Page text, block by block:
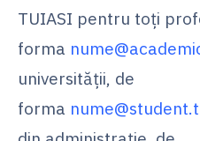
TUIASI pentru toți
forma
universității, de
forma